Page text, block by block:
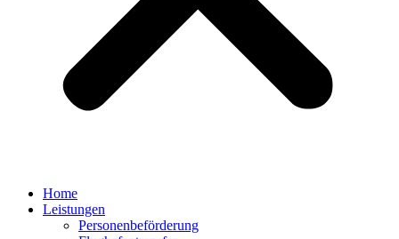
Home
Leistungen
Personenbeförderung